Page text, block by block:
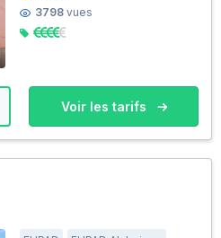
3798 vues
Voir les tarifs